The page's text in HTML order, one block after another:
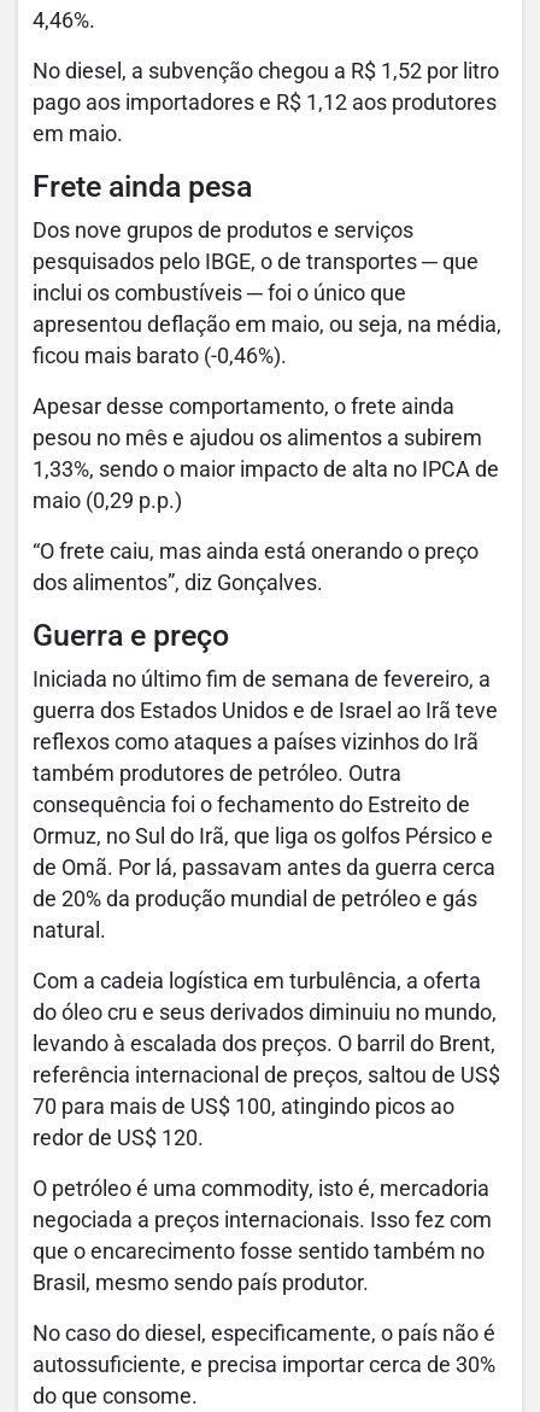
4,46%.
No diesel, a subvenção chegou a R$ 1,52 por litro
pago aos importadores e R$ 1,12 aos produtores
em maio.
Frete ainda pesa
Dos nove grupos de produtos e serviços
pesquisados pelo IBGE, o de transportes ─ que
inclui os combustíveis ─ foi o único que
apresentou deflação em maio, ou seja, na média,
ficou mais barato (-0,46%).
Apesar desse comportamento, o frete ainda
pesou no mês e ajudou os alimentos a subirem
1,33%, sendo o maior impacto de alta no IPCA de
maio (0,29 p.p.)
“O frete caiu, mas ainda está onerando o preço
dos alimentos”, diz Gonçalves.
Guerra e preço
Iniciada no último fim de semana de fevereiro, a
guerra dos Estados Unidos e de Israel ao Irã teve
reflexos como ataques a países vizinhos do Irã
também produtores de petróleo. Outra
consequência foi o fechamento do Estreito de
Ormuz, no Sul do Irã, que liga os golfos Pérsico e
de Omã. Por lá, passavam antes da guerra cerca
de 20% da produção mundial de petróleo e gás
natural.
Com a cadeia logística em turbulência, a oferta
do óleo cru e seus derivados diminuiu no mundo,
levando à escalada dos preços. O barril do Brent,
referência internacional de preços, saltou de US$
70 para mais de US$ 100, atingindo picos ao
redor de US$ 120.
O petróleo é uma commodity, isto é, mercadoria
negociada a preços internacionais. Isso fez com
que o encarecimento fosse sentido também no
Brasil, mesmo sendo país produtor.
No caso do diesel, especificamente, o país não é
autossuficiente, e precisa importar cerca de 30%
do que consome.